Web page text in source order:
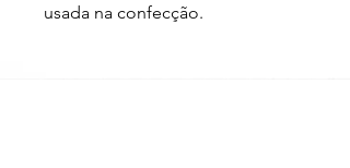
usada na confecção.